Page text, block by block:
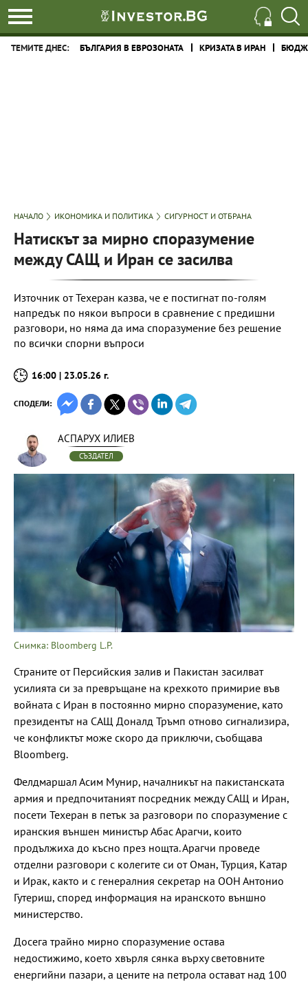
ТЕМИТЕ ДНЕС: БЪЛГАРИЯ В ЕВРОЗОНАТА КРИЗАТА В ИРАН
НАЧАЛО ИКОНОМИКА И ПОЛИТИКА СИГУРНОСТ И ОТБРАНА
Натискът за мирно споразумение
между САЩ и Иран се засилва
Източник от Техеран казва, че е постигнат по-голям
напредък по някои въпроси в сравнение с предишни
разговори, но няма да има споразумение без решение
по всички спорни въпроси
16:00 | 23.05.26 г.
СПОДЕЛИ:
АСПАРУХ ИЛИЕВ
СЪЗДАТЕЛ
Снимка: Bloomberg L.P.
Страните от Персийския залив и Пакистан засилват
усилията си за превръщане на крехкото примирие във
войната с Иран в постоянно мирно споразумение, като
президентът на САЩ Доналд Тръмп отново сигнализира,
че конфликтът може скоро да приключи, съобщава
Bloomberg.
Фелдмаршал Асим Мунир, началникът на пакистанската
армия и предпочитаният посредник между САЩ и Иран,
посети Техеран в петък за разговори по споразумение с
иранския външен министър Абас Арагчи, които
продължиха до късно през нощта. Арагчи проведе
отделни разговори с колегите си от Оман, Турция, Катар
и Ирак, както и с генералния секретар на ООН Антонио
Гутериш, според информация на иранското външно
министерство.
Досега трайно мирно споразумение остава
недостижимо, което хвърля сянка върху световните
енергийни пазари, а цените на петрола остават над 100